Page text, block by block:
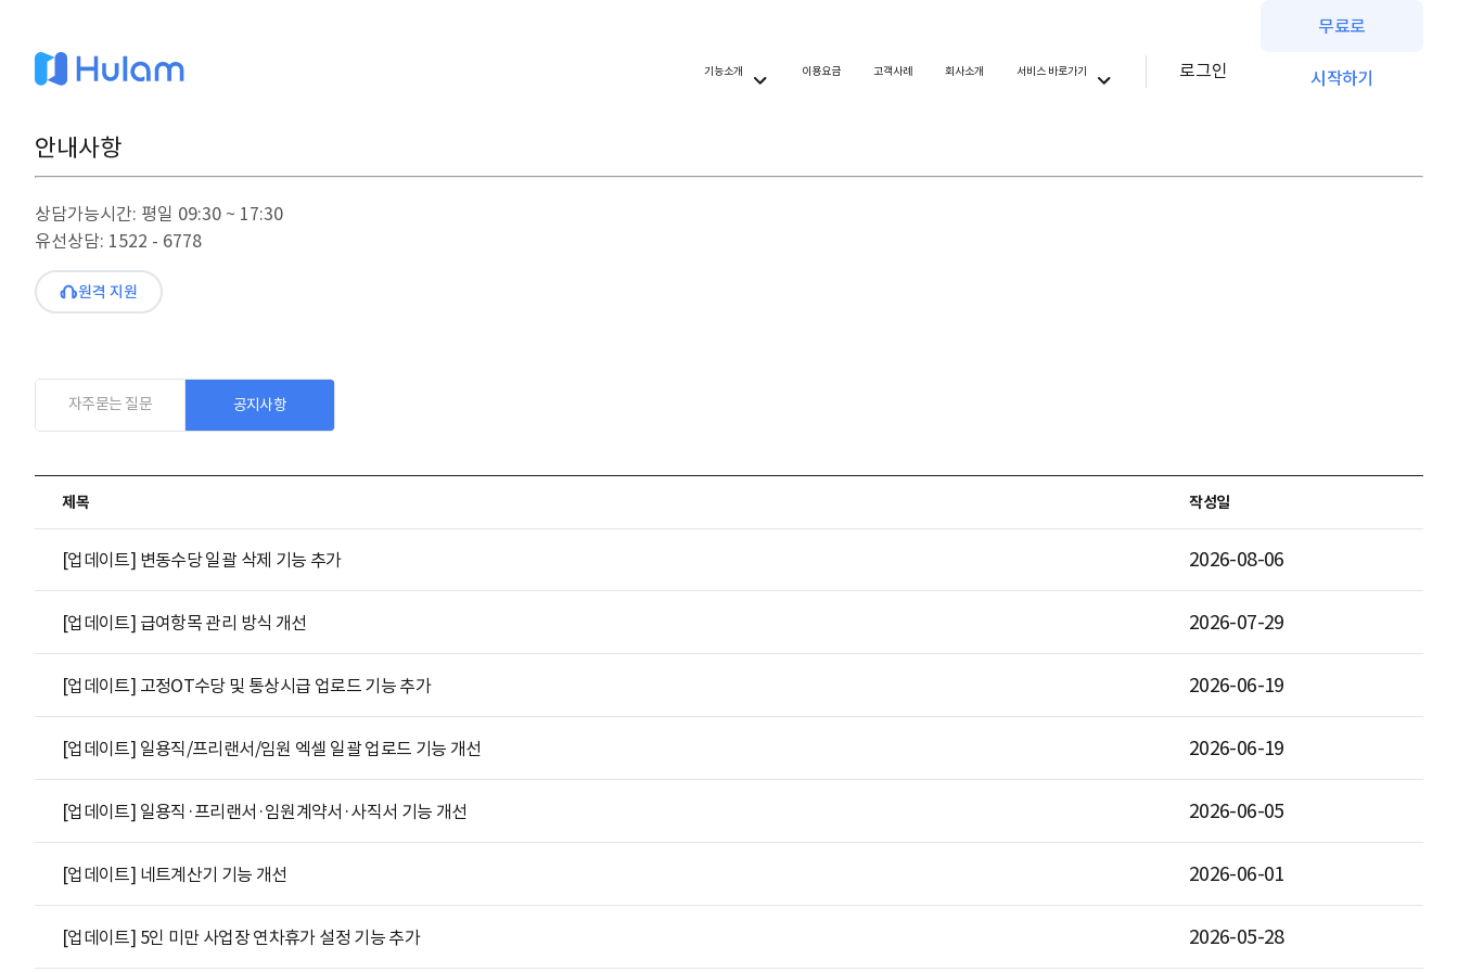
기능소개 이용요금 고객사례 회사소개 서비스 바로가기 로그인
무료로
시작하기
안내사항
상담가능시간: 평일 09:30 ~ 17:30
유선상담: 1522 - 6778
원격 지원
자주묻는 질문 공지사항
제목 작성일
[업데이트] 변동수당 일괄 삭제 기능 추가 2026-08-06
[업데이트] 급여항목 관리 방식 개선 2026-07-29
[업데이트] 고정OT수당 및 통상시급 업로드 기능 추가 2026-06-19
[업데이트] 일용직/프리랜서/임원 엑셀 일괄 업로드 기능 개선 2026-06-19
[업데이트] 일용직·프리랜서·임원계약서·사직서 기능 개선 2026-06-05
[업데이트] 네트계산기 기능 개선 2026-06-01
[업데이트] 5인 미만 사업장 연차휴가 설정 기능 추가 2026-05-28